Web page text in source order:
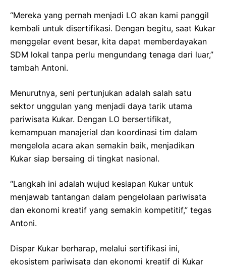
“Mereka yang pernah menjadi LO akan kami panggil
kembali untuk disertifikasi. Dengan begitu, saat Kukar
menggelar event besar, kita dapat memberdayakan
SDM lokal tanpa perlu mengundang tenaga dari luar,”
tambah Antoni.
Menurutnya, seni pertunjukan adalah salah satu
sektor unggulan yang menjadi daya tarik utama
pariwisata Kukar. Dengan LO bersertifikat,
kemampuan manajerial dan koordinasi tim dalam
mengelola acara akan semakin baik, menjadikan
Kukar siap bersaing di tingkat nasional.
“Langkah ini adalah wujud kesiapan Kukar untuk
menjawab tantangan dalam pengelolaan pariwisata
dan ekonomi kreatif yang semakin kompetitif,” tegas
Antoni.
Dispar Kukar berharap, melalui sertifikasi ini,
ekosistem pariwisata dan ekonomi kreatif di Kukar